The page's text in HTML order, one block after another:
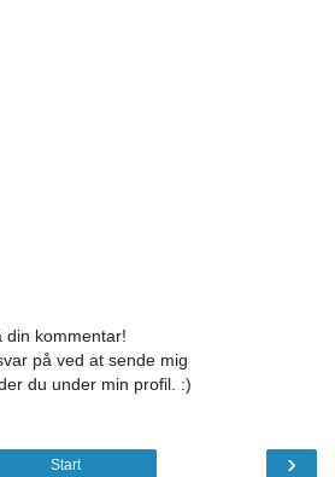
kommentar!
på ved at sende mig
du under min profil. :)
›
Start